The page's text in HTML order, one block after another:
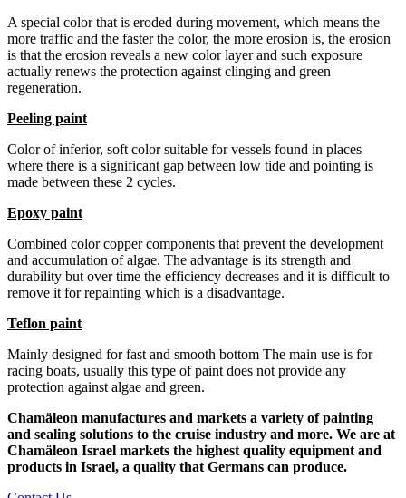
A special color that is eroded during movement, which means the
more traffic and the faster the color, the more erosion is, the erosion
is that the erosion reveals a new color layer and such exposure
actually renews the protection against clinging and green
regeneration.
Peeling paint
Color of inferior, soft color suitable for vessels found in places
where there is a significant gap between low tide and pointing is
made between these 2 cycles.
Epoxy paint
Combined color copper components that prevent the development
and accumulation of algae. The advantage is its strength and
durability but over time the efficiency decreases and it is difficult to
remove it for repainting which is a disadvantage.
Teflon paint
Mainly designed for fast and smooth bottom The main use is for
racing boats, usually this type of paint does not provide any
protection against algae and green.
Chamäleon manufactures and markets a variety of painting
and sealing solutions to the cruise industry and more. We are at
Chamäleon Israel markets the highest quality equipment and
products in Israel, a quality that Germans can produce.